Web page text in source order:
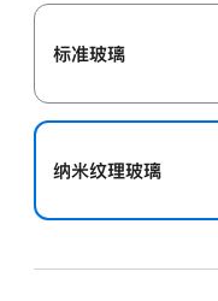
标准玻璃
纳米纹理玻璃